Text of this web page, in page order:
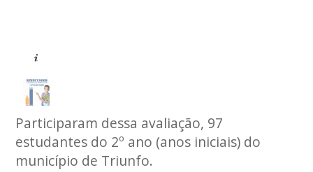
Participaram dessa avaliação, 97
estudantes do 2º ano (anos iniciais) do
município de Triunfo.